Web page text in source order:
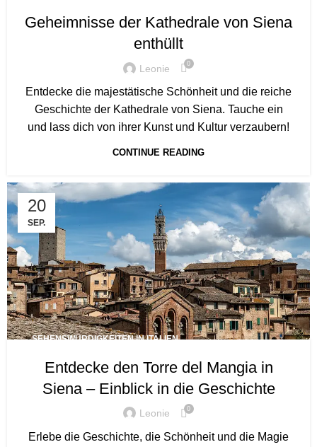
Geheimnisse der Kathedrale von Siena
enthüllt
Leonie 0
Entdecke die majestätische Schönheit und die reiche
Geschichte der Kathedrale von Siena. Tauche ein
und lass dich von ihrer Kunst und Kultur verzaubern!
CONTINUE READING
20
SEP.
SEHENSWÜRDIGKEITEN IN ITALIEN
Entdecke den Torre del Mangia in
Siena – Einblick in die Geschichte
Leonie 0
Erlebe die Geschichte, die Schönheit und die Magie